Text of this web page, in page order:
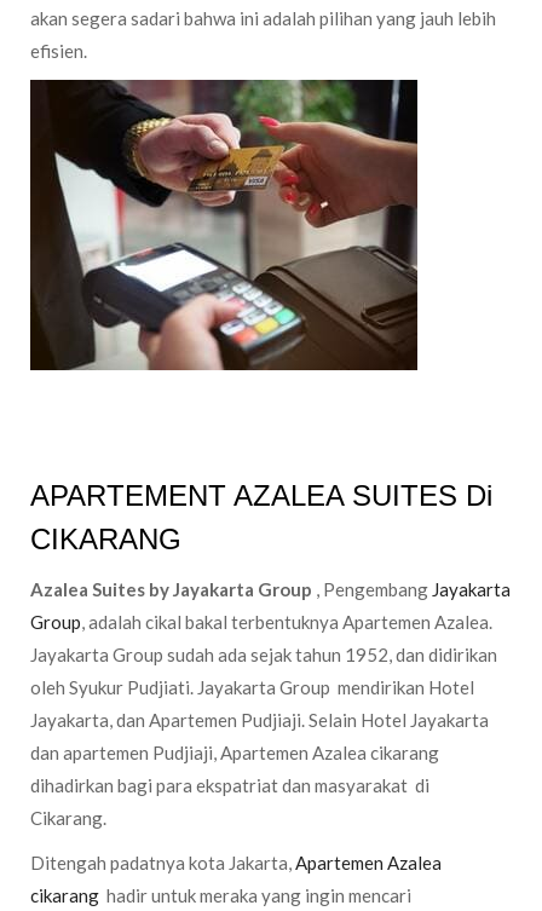
akan segera sadari bahwa ini adalah pilihan yang jauh lebih
efisien.
APARTEMENT AZALEA SUITES Di
CIKARANG
Azalea Suites by Jayakarta Group , Pengembang Jayakarta
Group, adalah cikal bakal terbentuknya Apartemen Azalea.
Jayakarta Group sudah ada sejak tahun 1952, dan didirikan
oleh Syukur Pudjiati. Jayakarta Group mendirikan Hotel
Jayakarta, dan Apartemen Pudjiaji. Selain Hotel Jayakarta
dan apartemen Pudjiaji, Apartemen Azalea cikarang
dihadirkan bagi para ekspatriat dan masyarakat di
Cikarang.
Ditengah padatnya kota Jakarta,Apartemen Azalea
cikarang hadir untuk meraka yang ingin mencari